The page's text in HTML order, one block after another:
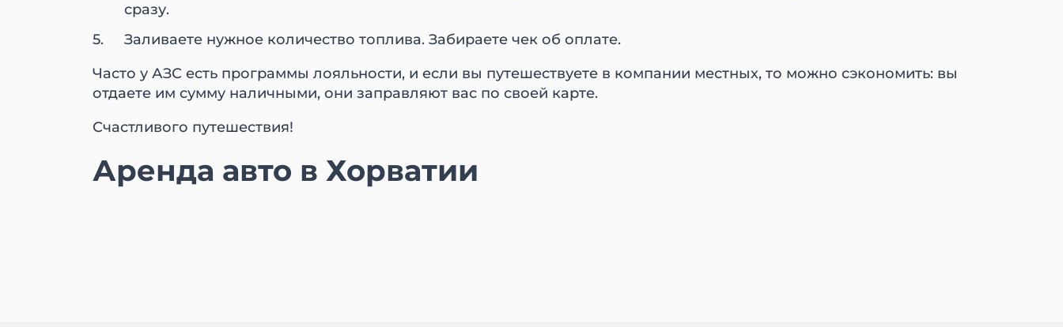
сразу.
Заливаете нужное количество топлива. Забираете чек об оплате.
Часто у АЗС есть программы лояльности, и если вы путешествуете в компании местных, то можно сэкономить: вы
отдаете им сумму наличными, они заправляют вас по своей карте.
Счастливого путешествия!
Аренда авто в Хорватии